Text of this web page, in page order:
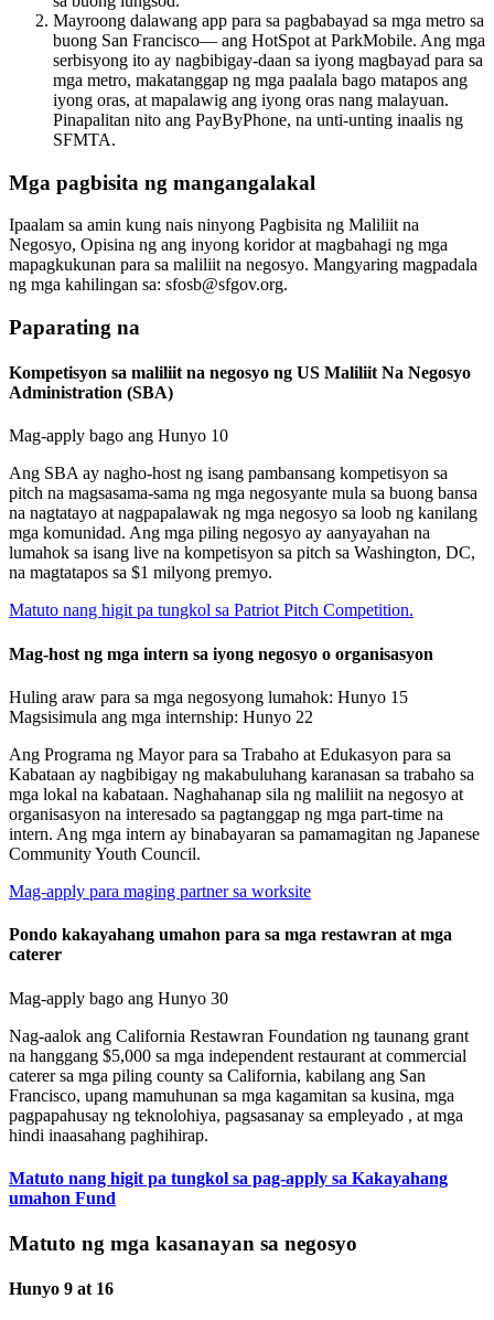
Mayroong dalawang app para sa pagbabayad sa mga metro sa
buong San Francisco— ang HotSpot at ParkMobile. Ang mga
serbisyong ito ay nagbibigay-daan sa iyong magbayad para sa
mga metro, makatanggap ng mga paalala bago matapos ang
iyong oras, at mapalawig ang iyong oras nang malayuan.
Pinapalitan nito ang PayByPhone, na unti-unting inaalis ng
SFMTA.
Mga pagbisita ng mangangalakal
Ipaalam sa amin kung nais ninyong Pagbisita ng Maliliit na
Negosyo, Opisina ng ang inyong koridor at magbahagi ng mga
mapagkukunan para sa maliliit na negosyo. Mangyaring magpadala
ng mga kahilingan sa: sfosb@sfgov.org.
Paparating na
Kompetisyon sa maliliit na negosyo ng US Maliliit Na Negosyo
Administration (SBA)
Mag-apply bago ang Hunyo 10
Ang SBA ay nagho-host ng isang pambansang kompetisyon sa
pitch na magsasama-sama ng mga negosyante mula sa buong bansa
na nagtatayo at nagpapalawak ng mga negosyo sa loob ng kanilang
mga komunidad. Ang mga piling negosyo ay aanyayahan na
lumahok sa isang live na kompetisyon sa pitch sa Washington, DC,
na magtatapos sa $1 milyong premyo.
Matuto nang higit pa tungkol sa Patriot Pitch Competition.
Mag-host ng mga intern sa iyong negosyo o organisasyon
Huling araw para sa mga negosyong lumahok: Hunyo 15
Magsisimula ang mga internship: Hunyo 22
Ang Programa ng Mayor para sa Trabaho at Edukasyon para sa
Kabataan ay nagbibigay ng makabuluhang karanasan sa trabaho sa
mga lokal na kabataan. Naghahanap sila ng maliliit na negosyo at
organisasyon na interesado sa pagtanggap ng mga part-time na
intern. Ang mga intern ay binabayaran sa pamamagitan ng Japanese
Community Youth Council.
Mag-apply para maging partner sa worksite
Pondo kakayahang umahon para sa mga restawran at mga
caterer
Mag-apply bago ang Hunyo 30
Nag-aalok ang California Restawran Foundation ng taunang grant
na hanggang $5,000 sa mga independent restaurant at commercial
caterer sa mga piling county sa California, kabilang ang San
Francisco, upang mamuhunan sa mga kagamitan sa kusina, mga
pagpapahusay ng teknolohiya, pagsasanay sa empleyado , at mga
hindi inaasahang paghihirap.
Matuto nang higit pa tungkol sa pag-apply sa Kakayahang
umahon Fund
Matuto ng mga kasanayan sa negosyo
Hunyo 9 at 16